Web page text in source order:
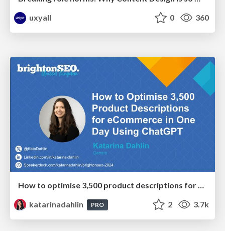
uxyall
0 360
How to optimise 3,500 product descriptions for ecommerce in one day using ChatGPT
katarinadahlin
PRO 2 3.7k